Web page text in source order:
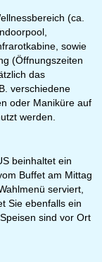
(ca.
sowie
(Öffnungszeiten
das
verschiedene
oder Maniküre auf
werden.
beinhaltet ein
Buffet am Mittag
serviert,
Sie ebenfalls ein
sind vor Ort